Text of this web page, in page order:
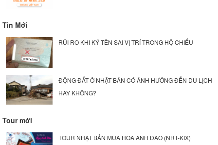
Tin Mới
RỦI RO KHI KÝ TÊN SAI VỊ TRÍ TRONG HỘ CHIẾU
ĐỘNG ĐẤT Ở NHẬT BẢN CÓ ẢNH HƯỞNG ĐẾN DU LỊCH
HAY KHÔNG?
Tour mới
TOUR NHẬT BẢN MÙA HOA ANH ĐÀO (NRT-KIX)